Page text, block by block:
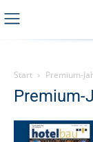
Start Premium-
Premium-